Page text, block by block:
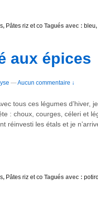
, Pâtes riz et co Tagués avec : bleu,
aux épices
—Aucun commentaire ↓
tous ces légumes d’hiver,
: choux, courges, céleri et
réinvesti les étals et je
, Pâtes riz et co Tagués avec :